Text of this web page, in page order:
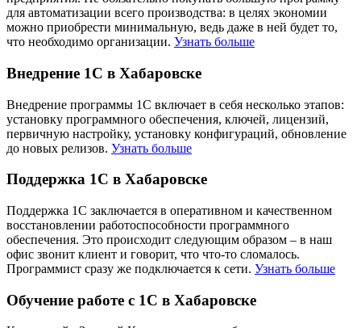
для автоматизации всего производства: в целях экономии
можно приобрести минимальную, ведь даже в ней будет то,
что необходимо организации. Узнать больше
Внедрение 1С в Хабаровске
Внедрение программы 1С включает в себя несколько этапов:
установку программного обеспечения, ключей, лицензий,
первичную настройку, установку конфигураций, обновление
до новых релизов. Узнать больше
Поддержка 1С в Хабаровске
Поддержка 1С заключается в оперативном и качественном
восстановлении работоспособности программного
обеспечения. Это происходит следующим образом – в наш
офис звонит клиент и говорит, что что-то сломалось.
Программист сразу же подключается к сети. Узнать больше
Обучение работе с 1С в Хабаровске